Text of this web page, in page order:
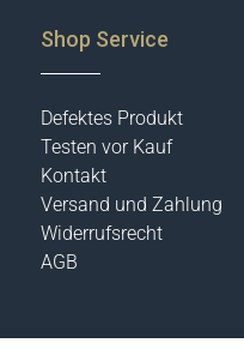
Shop Service
Defektes Produkt
Testen vor Kauf
Kontakt
Versand und Zahlung
Widerrufsrecht
AGB